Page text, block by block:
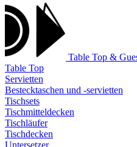
Table Top &
Table Top
Servietten
Bestecktaschen und -servietten
Tischsets
Tischmitteldecken
Tischläufer
Tischdecken